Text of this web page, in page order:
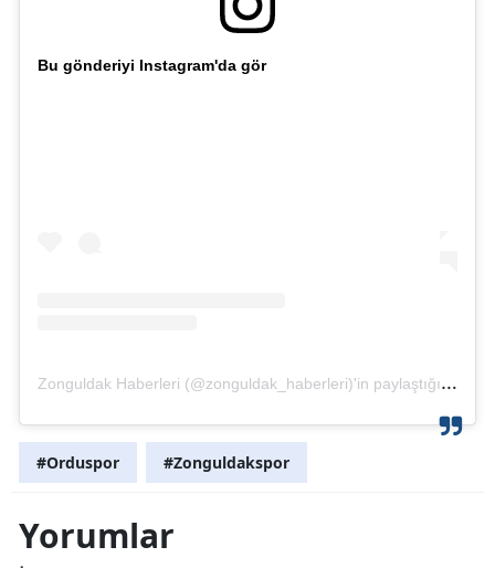
Bu gönderiyi Instagram'da gör
Zonguldak Haberleri (@zonguldak_haberleri)'in paylaştığı bir gönderi
#Orduspor #Zonguldakspor
Yorumlar